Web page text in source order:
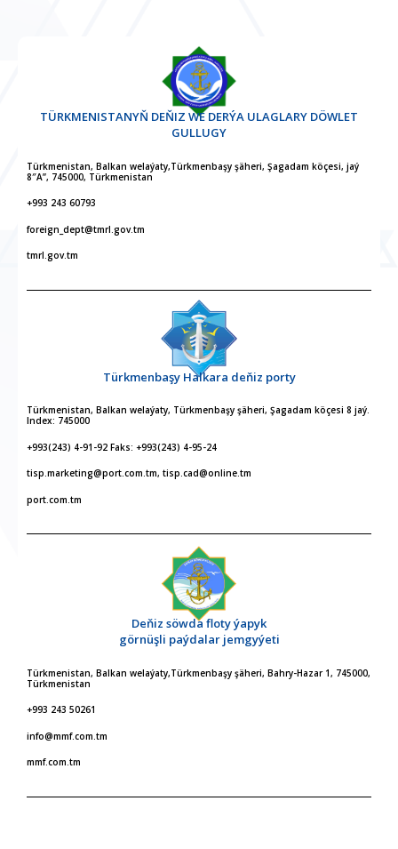
TÜRKMENISTANYŇ DEŇIZ WE DERÝA ULAGLARY DÖWLET
GULLUGY
Türkmenistan, Balkan welaýaty,Türkmenbaşy şäheri, Şagadam köçesi, jaý
8″A”, 745000, Türkmenistan
+993 243 60793
foreign_dept@tmrl.gov.tm
tmrl.gov.tm
Türkmenbaşy Halkara deňiz porty
Türkmenistan, Balkan welaýaty, Türkmenbaşy şäheri, Şagadam köçesi 8 jaý.
Index: 745000
+993(243) 4-91-92 Faks: +993(243) 4-95-24
tisp.marketing@port.com.tm, tisp.cad@online.tm
port.com.tm
Deňiz söwda floty ýapyk
görnüşli paýdalar jemgyýeti
Türkmenistan, Balkan welaýaty,Türkmenbaşy şäheri, Bahry-Hazar 1, 745000,
Türkmenistan
+993 243 50261
info@mmf.com.tm
mmf.com.tm